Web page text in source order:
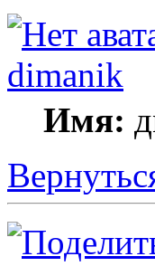
dimanik
Имя: